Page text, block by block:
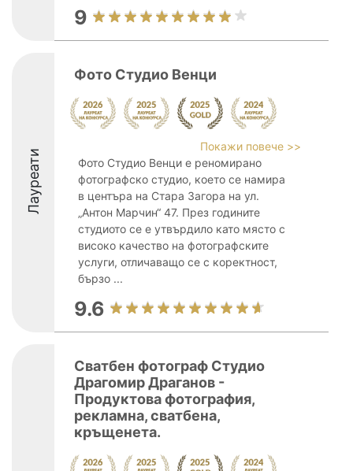
9
Лауреати
Фото Студио Венци
Покажи повече >>
Фото Студио Венци е реномирано
фотографско студио, което се намира
в центъра на Стара Загора на ул.
„Антон Марчин“ 47. През годините
студиото се е утвърдило като място с
високо качество на фотографските
услуги, отличаващо се с коректност,
бързо ...
9.6
Сватбен фотограф Студио
Драгомир Драганов -
Продуктова фотография,
рекламна, сватбена,
кръщенета.